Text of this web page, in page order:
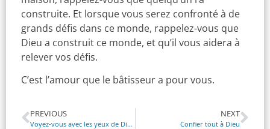
construite. Et lorsque vous serez confronté à de
grands défis dans ce monde, rappelez-vous que
Dieu a construit ce monde, et qu’il vous aidera à
relever vos défis.
C’est l’amour que le bâtisseur a pour vous.
PREVIOUS
Voyez-vous avec les yeux de Dieu
NEXT
Confier tout à Dieu